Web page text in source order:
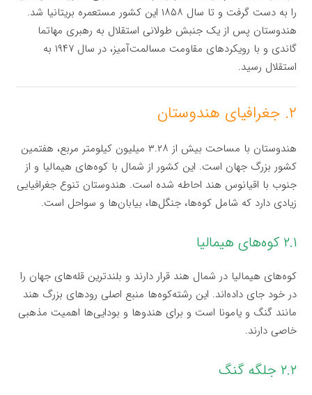
را به دست گرفت و تا سال ۱۸۵۸ این کشور مستعمره بریتانیا شد.
هندوستان پس از یک جنبش طولانی استقلال به رهبری مهاتما
گاندی و با رویکردهای مقاومت مسالمت‌آمیز، در سال ۱۹۴۷ به
استقلال رسید.
۲. جغرافیای هندوستان
هندوستان با مساحت بیش از ۳.۲۸ میلیون کیلومتر مربع، هفتمین
کشور بزرگ جهان است. این کشور از شمال با کوه‌های هیمالیا و از
جنوب با اقیانوس هند احاطه شده است. هندوستان تنوع جغرافیایی
زیادی دارد که شامل کوه‌ها، جنگل‌ها، بیابان‌ها و سواحل است.
۲.۱ کوه‌های هیمالیا
کوه‌های هیمالیا در شمال هند قرار دارند و بلندترین قله‌های جهان را
در خود جای داده‌اند. این رشته‌کوه‌ها منبع اصلی رودهای بزرگ هند
مانند گنگ و یامونا است و برای هندوها و بودایی‌ها اهمیت مذهبی
خاصی دارند.
۲.۲ جلگه گنگ